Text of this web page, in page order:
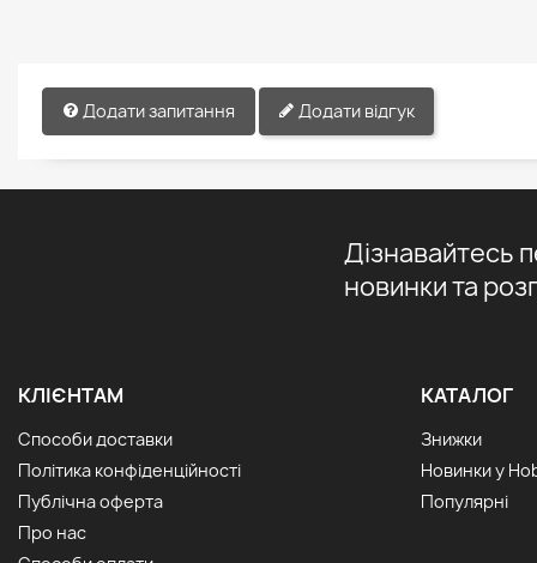
Додати запитання Додати відгук
Дізнавайтесь
новинки та
КЛІЄНТАМ
Способи доставки
Політика конфіденційності
Публічна оферта
Про нас
КАТАЛОГ
Знижки
Новинки у
Популярні